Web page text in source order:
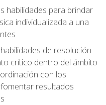
habilidades para brindar
individualizada a una
de resolución
crítico dentro del ámbito
con los
resultados